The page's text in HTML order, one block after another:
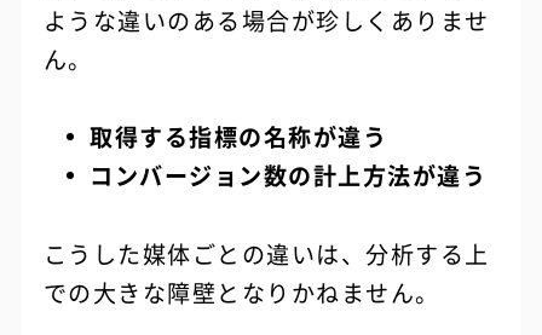
ような違いのある場合が珍しくありませ
ん。
取得する指標の名称が違う
コンバージョン数の計上方法が違う
こうした媒体ごとの違いは、分析する上
での大きな障壁となりかねません。